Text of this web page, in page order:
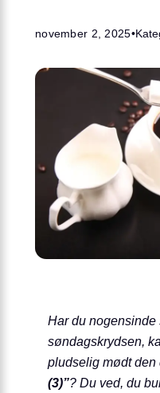
november 2, 2025•
Har du nogensinde
søndagskrydsen,
pludselig mødt den
(3)”? Du ved, du